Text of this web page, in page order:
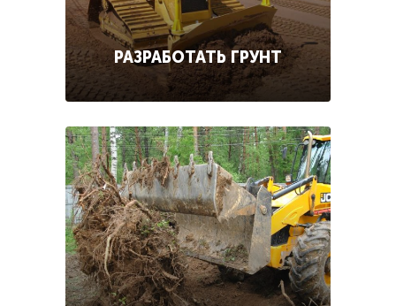
РАЗРАБОТАТЬ ГРУНТ